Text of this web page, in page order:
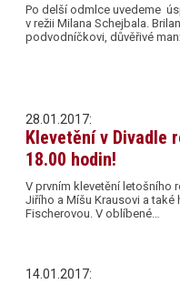
Po delší odmlce uvedeme
v režii Milana Schejbala.
podvodníčkovi, důvěřivé
28.01.2017:
Klevetění v Divadle
18.00 hodin!
V prvním klevetění letošního
Jiřího a Míšu Krausovi a také
Fischerovou. V oblíbené…
14.01.2017: